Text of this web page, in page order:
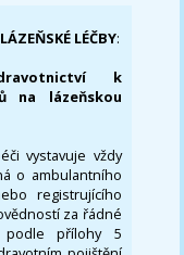
LÉČBY:
k
na lázeňskou
vystavuje vždy
o ambulantního
registrujícího
za řádné
podle přílohy 5